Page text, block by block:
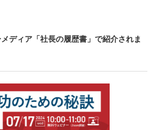
ディア「社長の履歴書」で紹介されま